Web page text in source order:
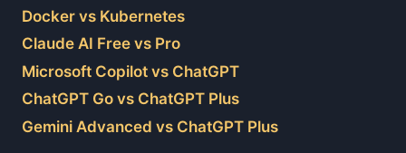
Docker vs Kubernetes
Claude AI Free vs Pro
Microsoft Copilot vs ChatGPT
ChatGPT Go vs ChatGPT Plus
Gemini Advanced vs ChatGPT Plus